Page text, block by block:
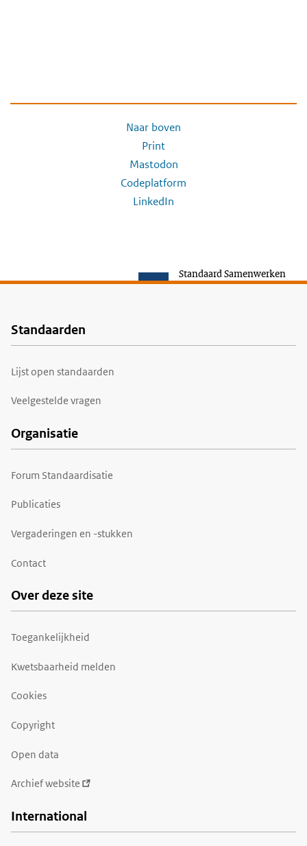
Naar boven
Print
Mastodon
Codeplatform
LinkedIn
Standaard Samenwerken
Voet
Standaarden
Lijst open standaarden
Veelgestelde vragen
Organisatie
Forum Standaardisatie
Publicaties
Vergaderingen en -stukken
Contact
Over deze site
Toegankelijkheid
Kwetsbaarheid melden
Cookies
Copyright
Open data
Archief website
International